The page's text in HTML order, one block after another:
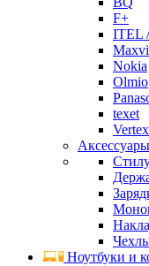
F+
ITEL
Maxvi
Nokia
Olmio
texet
Vertex
Ноутбуки и